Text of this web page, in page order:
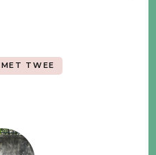
TWEE